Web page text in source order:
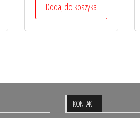
Dodaj do koszyka
KONTAKT